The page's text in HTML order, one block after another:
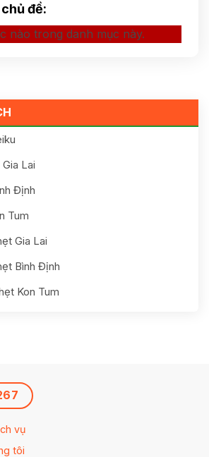
Lai
Định
Tum
Gia Lai
Bình Định
Kon Tum
đề:
nào trong danh mục này.
vụ
tôi